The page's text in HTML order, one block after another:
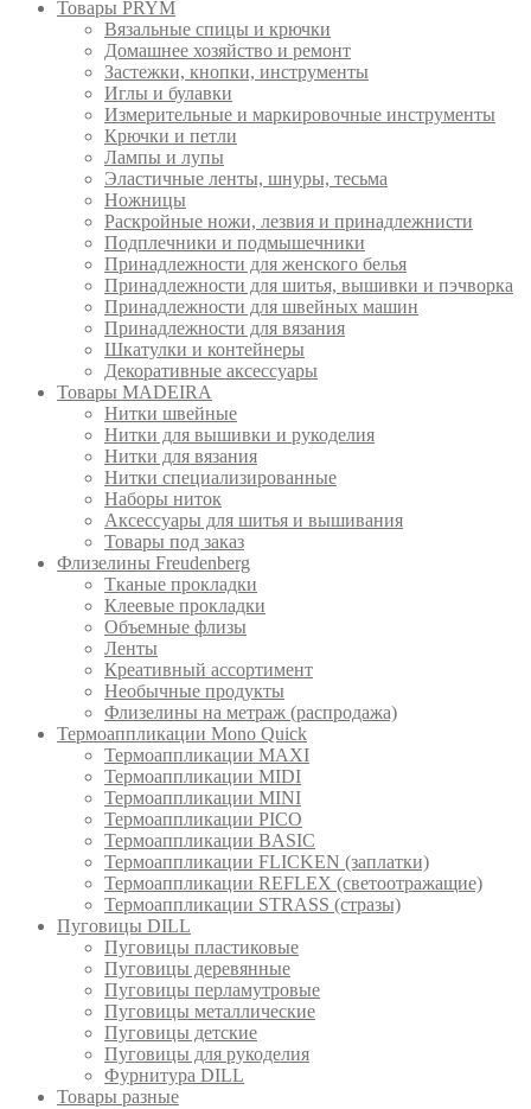
Товары PRYM
Вязальные спицы и крючки
Домашнее хозяйство и ремонт
Застежки, кнопки, инструменты
Иглы и булавки
Измерительные и маркировочные инструменты
Крючки и петли
Лампы и лупы
Эластичные ленты, шнуры, тесьма
Ножницы
Раскройные ножи, лезвия и принадлежнисти
Подплечники и подмышечники
Принадлежности для женского белья
Принадлежности для шитья, вышивки и пэчворка
Принадлежности для швейных машин
Принадлежности для вязания
Шкатулки и контейнеры
Декоративные аксессуары
Товары MADEIRA
Нитки швейные
Нитки для вышивки и рукоделия
Нитки для вязания
Нитки специализированные
Наборы ниток
Аксессуары для шитья и вышивания
Товары под заказ
Флизелины Freudenberg
Тканые прокладки
Клеевые прокладки
Объемные флизы
Ленты
Креативный ассортимент
Необычные продукты
Флизелины на метраж (распродажа)
Термоаппликации Mono Quick
Термоаппликации MAXI
Термоаппликации MIDI
Термоаппликации MINI
Термоаппликации PICO
Термоаппликации BASIC
Термоаппликации FLICKEN (заплатки)
Термоаппликации REFLEX (светоотражащие)
Термоаппликации STRASS (стразы)
Пуговицы DILL
Пуговицы пластиковые
Пуговицы деревянные
Пуговицы перламутровые
Пуговицы металлические
Пуговицы детские
Пуговицы для рукоделия
Фурнитура DILL
Товары разные